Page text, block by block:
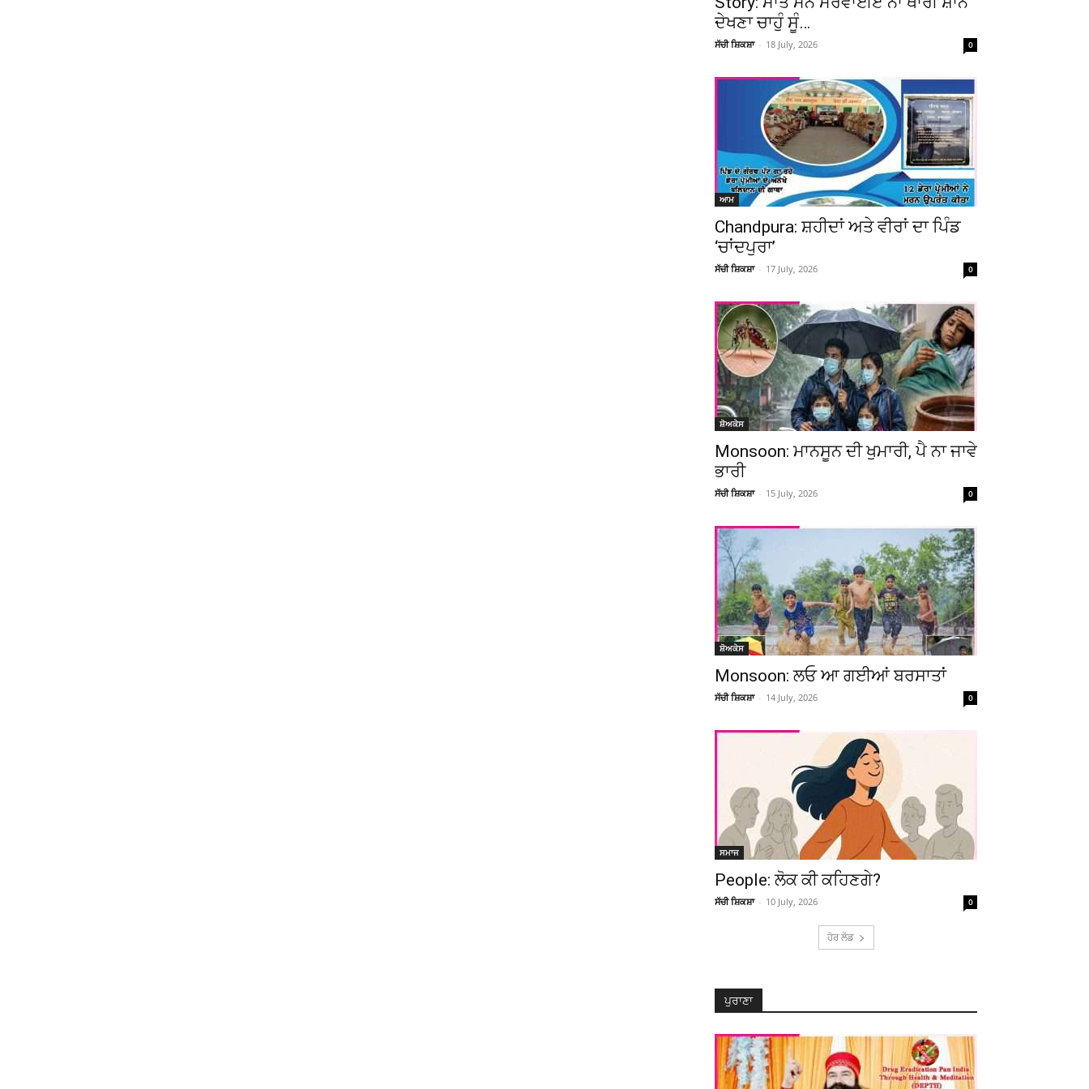
ਦੇਖਣਾ ਚਾਹੁੰ ਸੂੰ…
ਸੱਚੀ ਸ਼ਿਕਸ਼ਾ - 18 July, 2026 0
ਆਮ
Chandpura: ਸ਼ਹੀਦਾਂ ਅਤੇ ਵੀਰਾਂ ਦਾ ਪਿੰਡ
‘ਚਾਂਦਪੁਰਾ’
ਸੱਚੀ ਸ਼ਿਕਸ਼ਾ - 17 July, 2026 0
ਸ਼ੋਅਕੇਸ
Monsoon: ਮਾਨਸੂਨ ਦੀ ਖੁਮਾਰੀ, ਪੈ ਨਾ ਜਾਵੇ
ਭਾਰੀ
ਸੱਚੀ ਸ਼ਿਕਸ਼ਾ - 15 July, 2026 0
ਸ਼ੋਅਕੇਸ
Monsoon: ਲਓ ਆ ਗਈਆਂ ਬਰਸਾਤਾਂ
ਸੱਚੀ ਸ਼ਿਕਸ਼ਾ - 14 July, 2026 0
ਸਮਾਜ
People: ਲੋਕ ਕੀ ਕਹਿਣਗੇ?
ਸੱਚੀ ਸ਼ਿਕਸ਼ਾ - 10 July, 2026 0
ਹੋਰ ਲੋਡ
ਪੁਰਾਣਾ